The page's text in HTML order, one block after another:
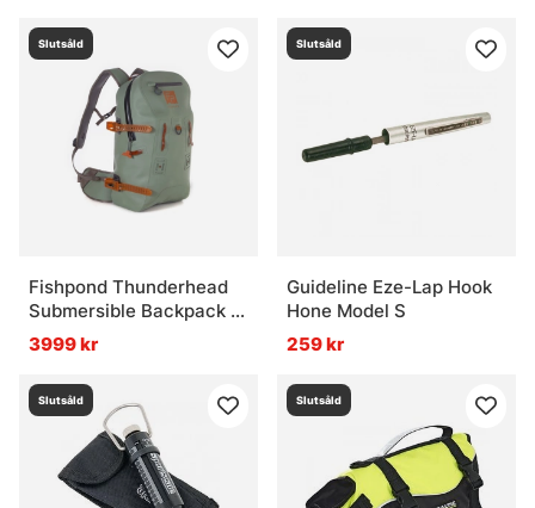
Slutsåld
Fishpond Thunderhead
Submersible Backpack -
Eco Yucca
3999 kr
Slutsåld
Guideline Eze-Lap Hook
Hone Model S
259 kr
Slutsåld Slutsåld